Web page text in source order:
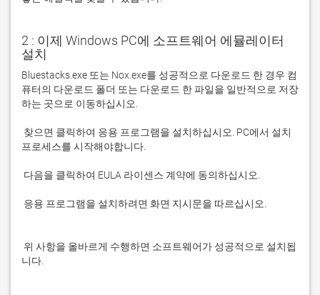
2 : 이제 Windows PC에 소프트웨어 에뮬레이터
설치
Bluestacks.exe 또는 Nox.exe를 성공적으로 다운로드 한 경우 컴
퓨터의 다운로드 폴더 또는 다운로드 한 파일을 일반적으로 저장
니다.